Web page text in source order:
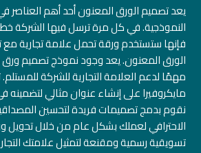
يعد تصميم الورق المعنون أحد أهم العناصر
النموذجية. في كل مرة ترسل فيها الشركة
فإنها ستستخدم ورقة تحمل علامة تجارية
الورق المعنون. يعد وجود نموذج تصميم ورق
مهمًا لدعم العلامة التجارية للشركة
مايكروفيراعلى إنشاء عنوان مثالي لتضمينه
نقوم بدمج تصميمات فريدة لتحسين
الاحترافي لعملك بشكل عام من خلال تحويل
تسويقية رسمية ومقنعة لتمثيل علامتك